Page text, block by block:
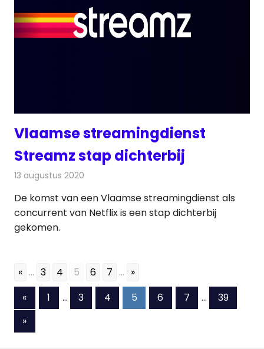
Vlaamse streamingdienst
Streamz stap dichterbij
13 augustus 2020
De komst van een Vlaamse streamingdienst als
concurrent van Netflix is een stap dichterbij
gekomen.
« ... 3 4 5 6 7 ... »
Berichten
paginering
«Vorige
berichten
1 … 3 4 5 6 7 …
39
Volgende
berichten
»